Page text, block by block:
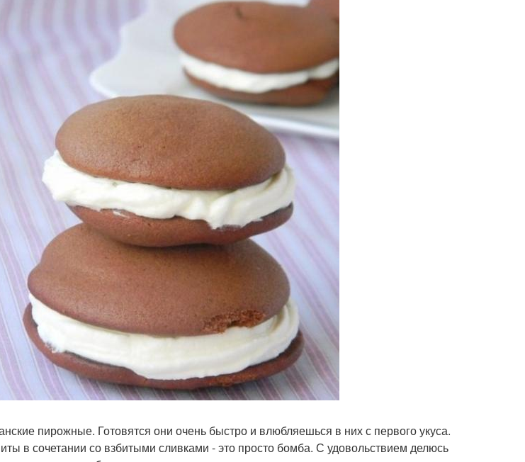
пирожные. Готовятся они очень быстро и влюбляешься в них с первого укуса.
в сочетании со взбитыми сливками - это просто бомба. С удовольствием делюсь